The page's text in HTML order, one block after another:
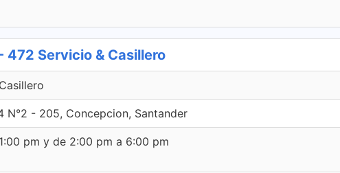
472 Servicio & Casillero
N°2 - 205, Concepcion, Santander
pm y de 2:00 pm a 6:00 pm